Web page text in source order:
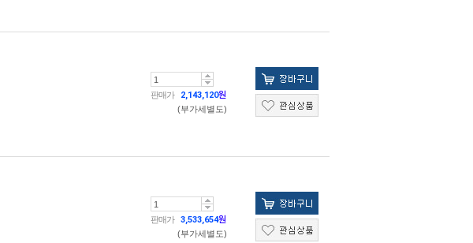
판매가 2,143,120원
(부가세별도)
판매가 3,533,654원
(부가세별도)